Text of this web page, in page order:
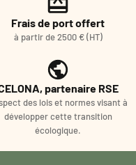
Frais de port offert
à partir de 2500 € (HT)
partenaire RSE
des lois et normes visant à
développer cette transition
écologique.